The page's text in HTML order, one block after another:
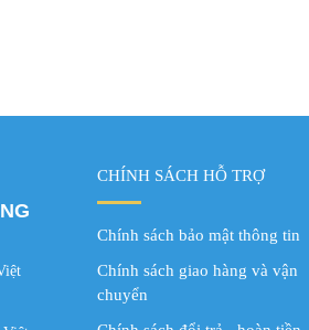
CHÍNH SÁCH HỖ TRỢ
Chính sách bảo mật thông tin
Chính sách giao hàng và vận
chuyển